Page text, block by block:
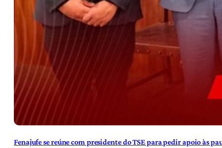
Fenajufe se reúne com presidente do TSE para pedir apoio às